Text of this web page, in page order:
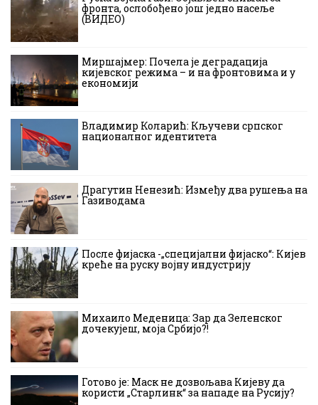
фронта, ослобођено још једно насеље
(ВИДЕО)
Миршајмер: Почела је деградација
кијевског режима – и на фронтовима и у
економији
Владимир Коларић: Кључеви српског
националног идентитета
Драгутин Ненезић: Између два рушења на
Газиводама
После фијаска -„специјални фијаско“: Кијев
креће на руску војну индустрију
Михаило Меденица: Зар да Зеленског
дочекујеш, моја Србијо?!
Готово је: Маск не дозвољава Кијеву да
користи „Старлинк“ за нападе на Русију?